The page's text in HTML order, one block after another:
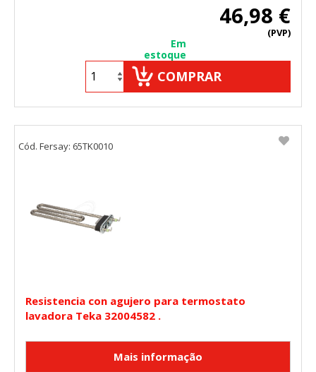
46,98 €
(PVP)
Em
estoque
COMPRAR
Resistencia con agujero para termostato
lavadora Teka 32004582 .
Cód. Fersay: 65TK0010